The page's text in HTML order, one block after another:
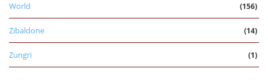
World (156)
Zibaldone (14)
Zungri (1)